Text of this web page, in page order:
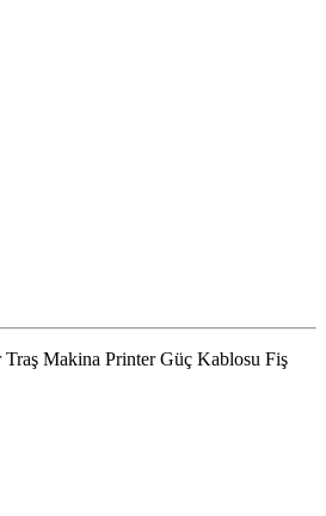
Makina Printer Güç Kablosu Fiş